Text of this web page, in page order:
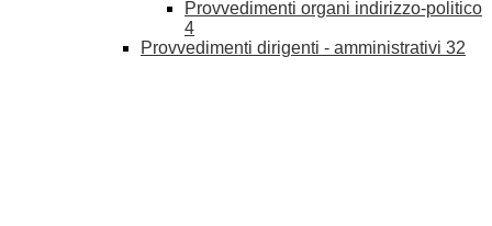
Provvedimenti organi indirizzo-politico
4
Provvedimenti dirigenti - amministrativi 32